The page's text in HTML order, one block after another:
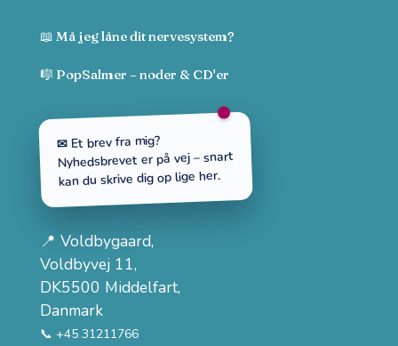
📖 Må jeg låne dit nervesystem?
🎼 PopSalmer – noder & CD'er
✉ Et brev fra mig?
Nyhedsbrevet er på vej – snart
kan du skrive dig op lige her.
📍 Voldbygaard,
Voldbyvej 11,
DK5500 Middelfart,
Danmark
📞 +45 31211766